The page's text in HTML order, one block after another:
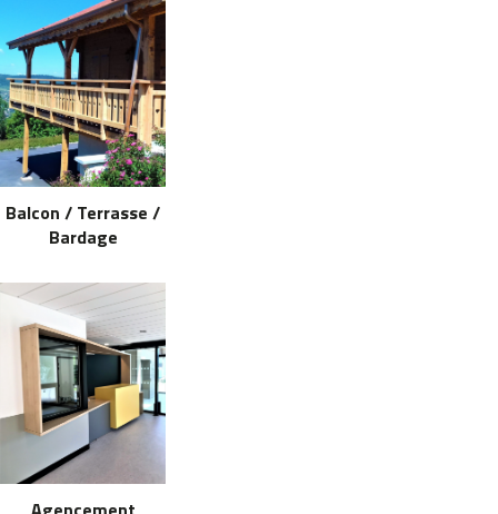
Balcon / Terrasse /
Bardage